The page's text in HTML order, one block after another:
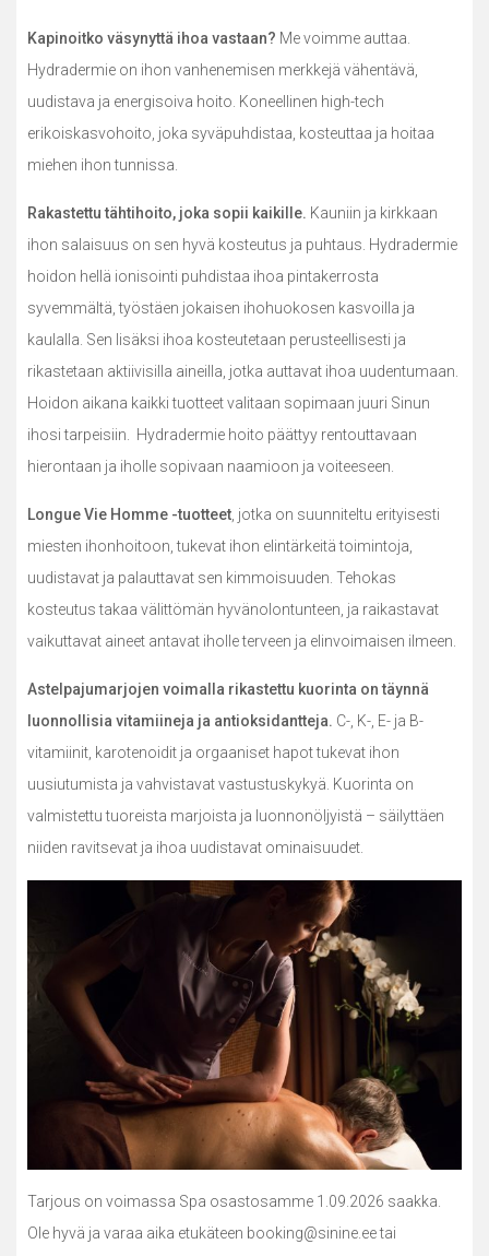
Kapinoitko väsynyttä ihoa vastaan? Me voimme auttaa.
Hydradermie on ihon vanhenemisen merkkejä vähentävä,
uudistava ja energisoiva hoito. Koneellinen high-tech
erikoiskasvohoito, joka syväpuhdistaa, kosteuttaa ja hoitaa
miehen ihon tunnissa.
Rakastettu tähtihoito, joka sopii kaikille. Kauniin ja kirkkaan
ihon salaisuus on sen hyvä kosteutus ja puhtaus. Hydradermie
hoidon hellä ionisointi puhdistaa ihoa pintakerrosta
syvemmältä, työstäen jokaisen ihohuokosen kasvoilla ja
kaulalla. Sen lisäksi ihoa kosteutetaan perusteellisesti ja
rikastetaan aktiivisilla aineilla, jotka auttavat ihoa uudentumaan.
Hoidon aikana kaikki tuotteet valitaan sopimaan juuri Sinun
ihosi tarpeisiin. Hydradermie hoito päättyy rentouttavaan
hierontaan ja iholle sopivaan naamioon ja voiteeseen.
Longue Vie Homme -tuotteet , jotka on suunniteltu erityisesti
miesten ihonhoitoon, tukevat ihon elintärkeitä toimintoja,
uudistavat ja palauttavat sen kimmoisuuden. Tehokas
kosteutus takaa välittömän hyvänolontunteen, ja raikastavat
vaikuttavat aineet antavat iholle terveen ja elinvoimaisen ilmeen.
Astelpajumarjojen voimalla rikastettu kuorinta on täynnä
luonnollisia vitamiineja ja antioksidantteja. C-, K-, E- ja B-
vitamiinit, karotenoidit ja orgaaniset hapot tukevat ihon
uusiutumista ja vahvistavat vastustuskykyä. Kuorinta on
valmistettu tuoreista marjoista ja luonnonöljyistä – säilyttäen
niiden ravitsevat ja ihoa uudistavat ominaisuudet.
Tarjous on voimassa Spa osastosamme 1.09.2026 saakka.
Ole hyvä ja varaa aika etukäteen booking@sinine.ee tai